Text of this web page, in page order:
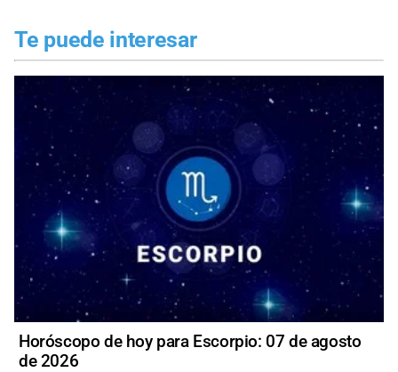
Te puede interesar
Horóscopo de hoy para Escorpio: 07 de agosto
de 2026